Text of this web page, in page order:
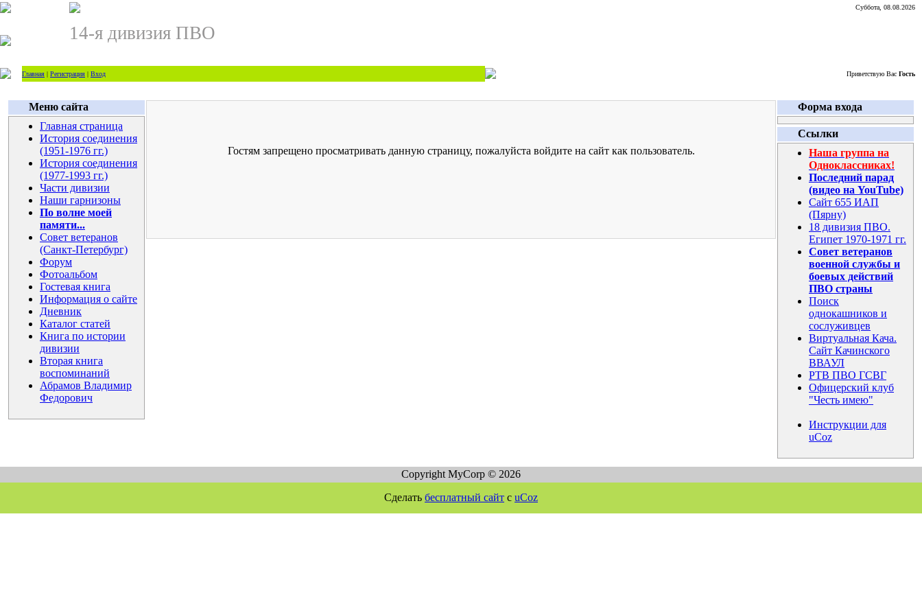
Суббота, 08.08.2026
14-я дивизия ПВО
Главная | Регистрация | Вход Приветствую Вас Гость
Меню сайта
Главная страница
История соединения
(1951-1976 гг.)
История соединения
(1977-1993 гг.)
Части дивизии
Наши гарнизоны
По волне моей
памяти...
Совет ветеранов
(Санкт-Петербург)
Форум
Фотоальбом
Гостевая книга
Информация о сайте
Дневник
Каталог статей
Книга по истории
дивизии
Вторая книга
воспоминаний
Абрамов Владимир
Федорович
Гостям запрещено просматривать данную страницу, пожалуйста войдите на сайт как пользователь.
Форма входа
Ссылки
Наша группа на
Одноклассниках!
Последний парад
(видео на YouTube)
Сайт 655 ИАП
(Пярну)
18 дивизия ПВО.
Египет 1970-1971 гг.
Совет ветеранов
военной службы и
боевых действий
ПВО страны
Поиск
однокашников и
сослуживцев
Виртуальная Кача.
Сайт Качинского
ВВАУЛ
РТВ ПВО ГСВГ
Офицерский клуб
"Честь имею"
Инструкции для
uCoz
Copyright MyCorp © 2026
Сделать бесплатный сайт с uCoz